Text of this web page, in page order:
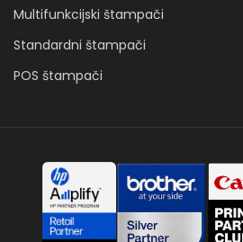
Multifunkcijski štampači
Standardni štampači
POS štampači